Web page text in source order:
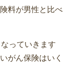
料が男性と比べ
っていきます
がん保険はいく